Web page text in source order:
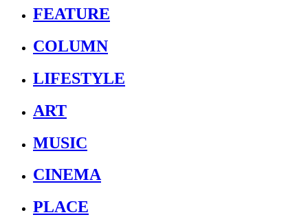
FEATURE
COLUMN
LIFESTYLE
ART
MUSIC
CINEMA
PLACE